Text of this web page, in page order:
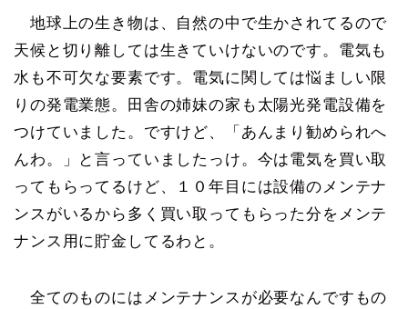
地球上の生き物は、自然の中で生かされてるので
天候と切り離しては生きていけないのです。電気も
水も不可欠な要素です。電気に関しては悩ましい限
りの発電業態。田舎の姉妹の家も太陽光発電設備を
つけていました。ですけど、「あんまり勧められへ
んわ。」と言っていましたっけ。今は電気を買い取
ってもらってるけど、１０年目には設備のメンテナ
ンスがいるから多く買い取ってもらった分をメンテ
ナンス用に貯金してるわと。
全てのものにはメンテナンスが必要なんですもの